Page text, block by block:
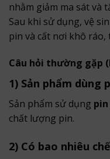
nhằm giảm ma sát và
Sau khi sử dụng, vệ
pin và cất nơi khô
Câu hỏi thường gặp
1) Sản phẩm dùng
Sản phẩm sử dụng pin
chất lượng pin.
2) Có bao nhiêu